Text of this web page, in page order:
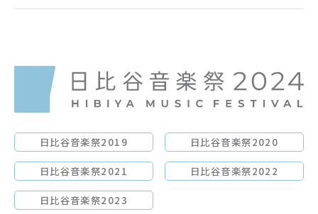
日比谷音楽祭2019 日比谷音楽祭2020
日比谷音楽祭2021 日比谷音楽祭2022
日比谷音楽祭2023